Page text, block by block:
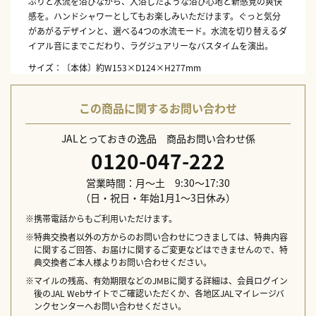
感を。ハンドシャワーとしてもお楽しみいただけます。ぐっと気分
があがるデザインと、選べる4つの水流モード。水流を切り替えるダ
イアル音にまでこだわり、ラグジュアリーなバスタイムを演出。
サイズ：〔本体〕約W153×D124×H277mm
本体重量：〔本体〕約430g
ンゴム、ニトリルゴム
生産国：中国
付属品：K（KVK用）アダプター、M（MYM用）アダプター、外装リ
ング、ゴムパッキン（細）、オープナー、取扱説明書、クイックガ
この商品に関するお問い合わせ
JALとっておきの逸品 商品お問い合わせ係
0120-047-222
営業時間：月～土 9:30～17:30
（日・祝日・年始1月1～3日休み）
※携帯電話からもご利用いただけます。
※特典交換者以外の方からのお問い合わせにつきましては、特典内容
に関するご回答、お届けに関するご変更などはできませんので、特
典交換者ご本人様よりお問い合わせください。
※マイルの残高、有効期限などのJMBに関する詳細は、会員ログイン
後のJAL Webサイトでご確認いただくか、各地区JALマイレージバ
ンクセンターへお問い合わせください。